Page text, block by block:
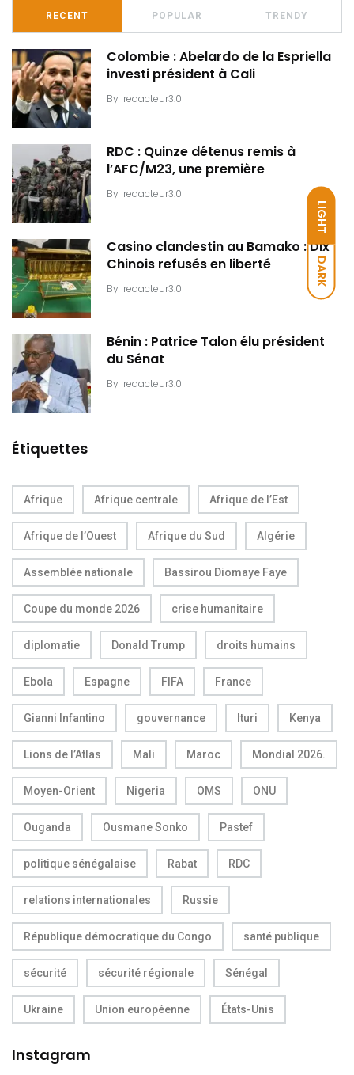
LIGHT
DARK
RECENT POPULAR TRENDY
Colombie : Abelardo de la Espriella
investi président à Cali
By redacteur3.0
RDC : Quinze détenus remis à
l’AFC/M23, une première
By redacteur3.0
Casino clandestin au Bamako : Dix
Chinois refusés en liberté
By redacteur3.0
Bénin : Patrice Talon élu président
du Sénat
By redacteur3.0
Étiquettes
Afrique Afrique centrale Afrique de l’Est
Afrique de l’Ouest Afrique du Sud Algérie
Assemblée nationale Bassirou Diomaye Faye
Coupe du monde 2026 crise humanitaire
diplomatie Donald Trump droits humains
Ebola Espagne FIFA France
Gianni Infantino gouvernance Ituri Kenya
Lions de l’Atlas Mali Maroc Mondial 2026.
Moyen-Orient Nigeria OMS ONU
Ouganda Ousmane Sonko Pastef
politique sénégalaise Rabat RDC
relations internationales Russie
République démocratique du Congo santé publique
sécurité sécurité régionale Sénégal
Ukraine Union européenne États-Unis
Instagram